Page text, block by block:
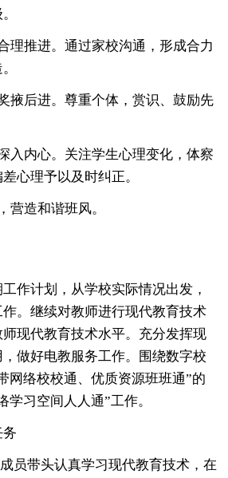
理推进。通过家校沟通，形成合力
掖后进。尊重个体，赏识、鼓励先
入内心。关注学生心理变化，体察
心理予以及时纠正。
营造和谐班风。
作计划，从学校实际情况出发，
。继续对教师进行现代教育技术
现代教育技术水平。充分发挥现
做好电教服务工作。围绕数字校
网络校校通、优质资源班班通”的
学习空间人人通”工作。
务
员带头认真学习现代教育技术，在